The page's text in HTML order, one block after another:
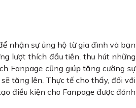
nhận sự ủng hộ từ gia đình và bạn
lượt thích đầu tiên, thu hút những
Fanpage cũng giúp tăng cường sự
tăng lên. Thực tế cho thấy, đối với
điều kiện cho Fanpage được đánh